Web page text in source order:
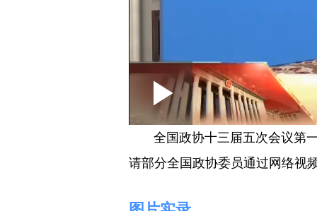
Play
Video
Play 0:00 / --:--
全国政协十三届五次会议第
请部分全国政协委员通过网络视